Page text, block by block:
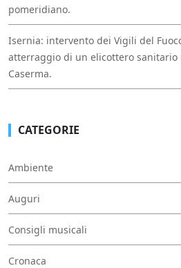
pomeridiano.
Isernia: intervento dei Vigili del
atterraggio di un elicottero sanitario
Caserma.
CATEGORIE
Ambiente
Auguri
Consigli musicali
Cronaca